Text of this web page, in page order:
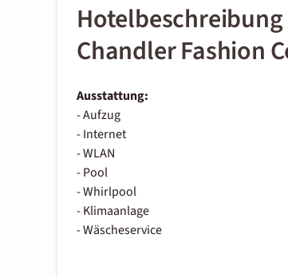
Chandler Fashion
Ausstattung:
- Aufzug
- Internet
- WLAN
- Pool
- Whirlpool
- Klimaanlage
- Wäscheservice